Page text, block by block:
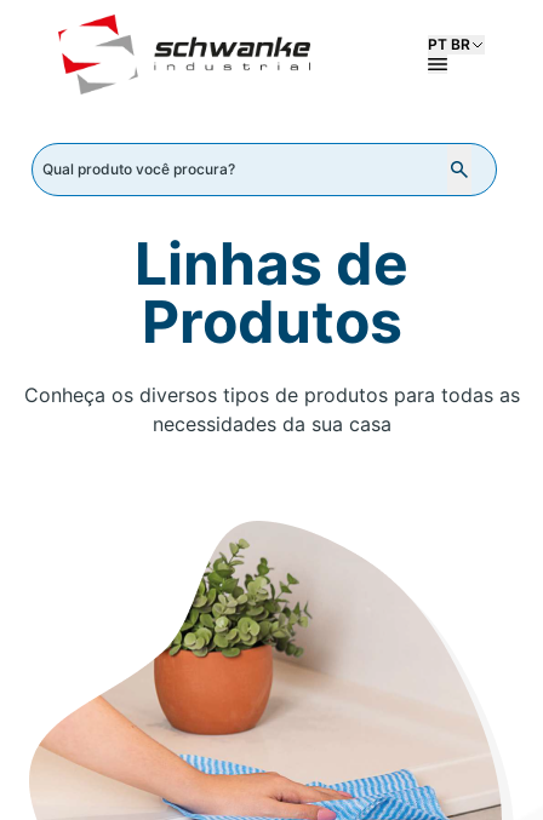
PT BR
Linhas de
Produtos
Conheça os diversos tipos de produtos para todas as
necessidades da sua casa